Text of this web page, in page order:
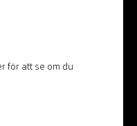
för att se om du